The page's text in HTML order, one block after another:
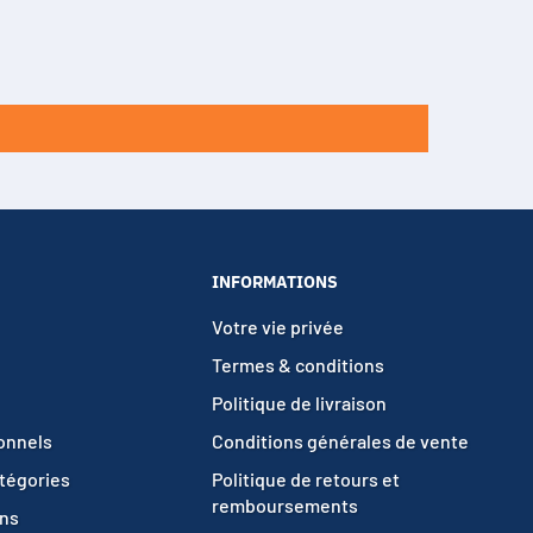
INFORMATIONS
Votre vie privée
Termes & conditions
Politique de livraison
Conditions générales de vente
Politique de retours et
remboursements